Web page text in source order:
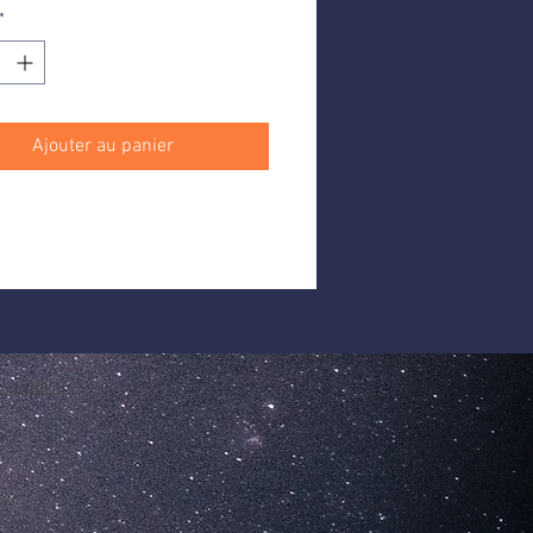
chacun
*
Ajouter au panier